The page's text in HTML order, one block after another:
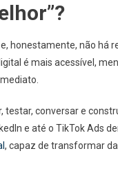
honestamente, não há
é mais acessível,
testar, conversar e
e até o TikTok Ads
, capaz de transformar